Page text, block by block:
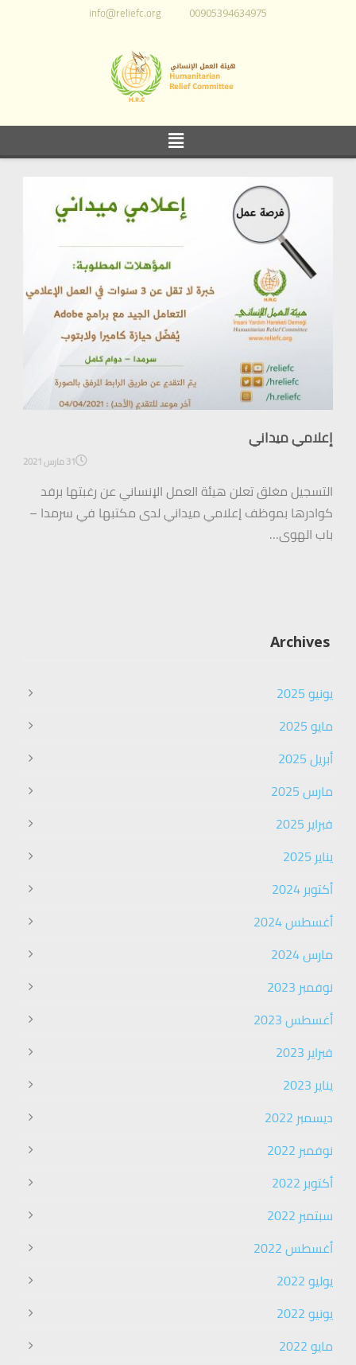
00905394634975
info@reliefc.org
إعلامي ميداني
31 مارس 2021
التسجيل مغلق تعلن هيئة العمل الإنساني عن رغبتها برفد
كوادرها بموظف إعلامي ميداني لدى مكتبها في سرمدا –
باب الهوى…
Archives
يونيو 2025
مايو 2025
أبريل 2025
مارس 2025
فبراير 2025
يناير 2025
أكتوبر 2024
أغسطس 2024
مارس 2024
نوفمبر 2023
أغسطس 2023
فبراير 2023
يناير 2023
ديسمبر 2022
نوفمبر 2022
أكتوبر 2022
سبتمبر 2022
أغسطس 2022
يوليو 2022
يونيو 2022
مايو 2022